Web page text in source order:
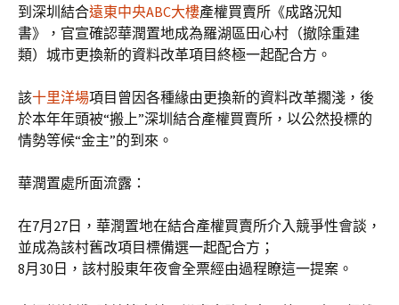
到深圳結合遠東中央ABC大樓產權買賣所《成路況知
書》，官宣確認華潤置地成為羅湖區田心村（撤除重建
類）城市更換新的資料改革項目終極一起配合方。
該十里洋場項目曾因各種緣由更換新的資料改革擱淺，後
於本年年頭被“搬上”深圳結合產權買賣所，以公然投標的
情勢等候“金主”的到來。
華潤置處所面流露：
在7月27日，華潤置地在結合產權買賣所介入競爭性會談，
並成為該村舊改項目標備選一起配合方；
8月30日，該村股東年夜會全票經由過程瞭這一提案。